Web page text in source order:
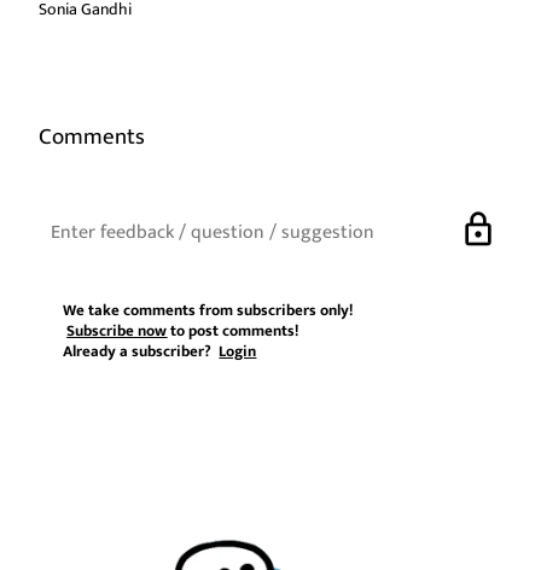
Sonia Gandhi
Comments
lock
We take comments from subscribers only!
Subscribe nowto post comments!
Already a subscriber?Login